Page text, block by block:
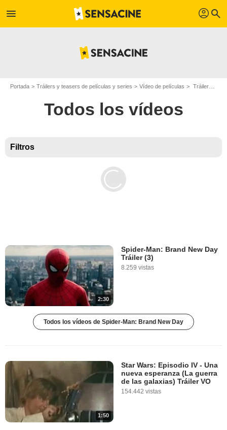
menu profil search
Portada Tráilers y teasers de películas y series Vídeo de películas Tráilers de películas
Todos los vídeos
Filtros
2:30
Spider-Man: Brand New Day
Tráiler (3)
8.259 vistas
Todos los vídeos de Spider-Man: Brand New Day
1:50
Star Wars: Episodio IV - Una
nueva esperanza (La guerra
de las galaxias) Tráiler VO
154.442 vistas